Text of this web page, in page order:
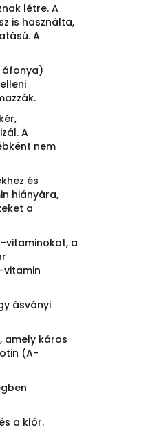
létre. A
is használta,
A
áfonya)
A
nem
és
hiányára,
a
vitaminokat, a
vitamin
ásványi
amely káros
(A-
a klór.